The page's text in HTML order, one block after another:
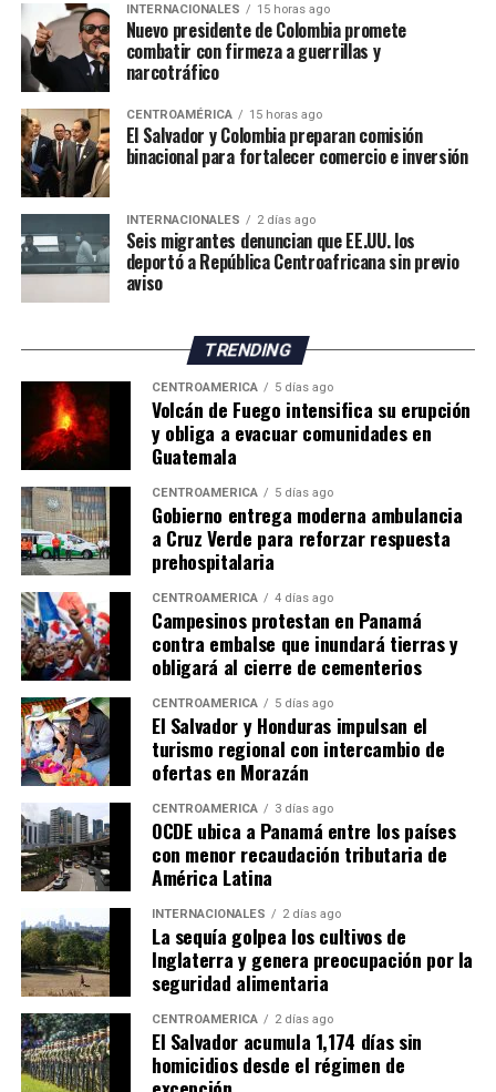
INTERNACIONALES 15 horas ago
Nuevo presidente de Colombia promete
combatir con firmeza a guerrillas y
narcotráfico
CENTROAMÉRICA 15 horas ago
El Salvador y Colombia preparan comisión
binacional para fortalecer comercio e inversión
INTERNACIONALES 2 días ago
Seis migrantes denuncian que EE.UU. los
deportó a República Centroafricana sin previo
aviso
TRENDING
CENTROAMÉRICA 5 días ago
Volcán de Fuego intensifica su erupción
y obliga a evacuar comunidades en
Guatemala
CENTROAMÉRICA 5 días ago
Gobierno entrega moderna ambulancia
a Cruz Verde para reforzar respuesta
prehospitalaria
CENTROAMÉRICA 4 días ago
Campesinos protestan en Panamá
contra embalse que inundará tierras y
obligará al cierre de cementerios
CENTROAMÉRICA 5 días ago
El Salvador y Honduras impulsan el
turismo regional con intercambio de
ofertas en Morazán
CENTROAMÉRICA 3 días ago
OCDE ubica a Panamá entre los países
con menor recaudación tributaria de
América Latina
INTERNACIONALES 2 días ago
La sequía golpea los cultivos de
Inglaterra y genera preocupación por la
seguridad alimentaria
CENTROAMÉRICA 2 días ago
El Salvador acumula 1,174 días sin
homicidios desde el régimen de